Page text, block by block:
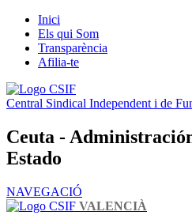
Inici
Els qui Som
Transparència
Afilia-te
Central Sindical Independent i de
Ceuta -
Estado
NAVEGACIÓ
VALENCIÀ